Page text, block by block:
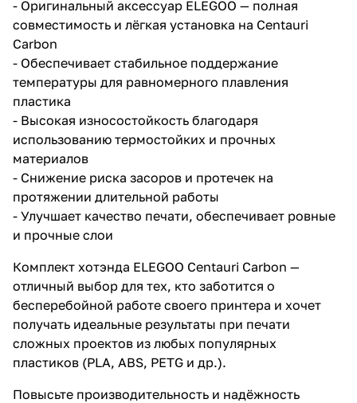
- Оригинальный аксессуар ELEGOO — полная
совместимость и лёгкая установка на Centauri
Carbon
- Обеспечивает стабильное поддержание
температуры для равномерного плавления
пластика
- Высокая износостойкость благодаря
использованию термостойких и прочных
материалов
- Снижение риска засоров и протечек на
протяжении длительной работы
- Улучшает качество печати, обеспечивает ровные
и прочные слои
Комплект хотэнда ELEGOO Centauri Carbon —
отличный выбор для тех, кто заботится о
бесперебойной работе своего принтера и хочет
получать идеальные результаты при печати
сложных проектов из любых популярных
пластиков (PLA, ABS, PETG и др.).
Повысьте производительность и надёжность